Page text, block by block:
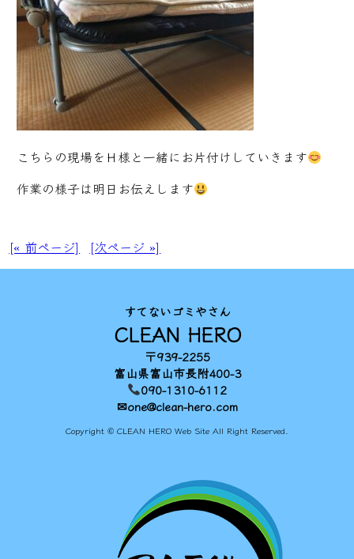
こちらの現場をＨ様と一緒にお片付けしていきます
作業の様子は明日お伝えします
[« 前ページ] [次ページ »]
すてないゴミやさん
CLEAN HERO
〒939-2255
富山県富山市長附400-3
090-1310-6112
✉one@clean-hero.com
Copyright © CLEAN HERO Web Site All Right Reserved.